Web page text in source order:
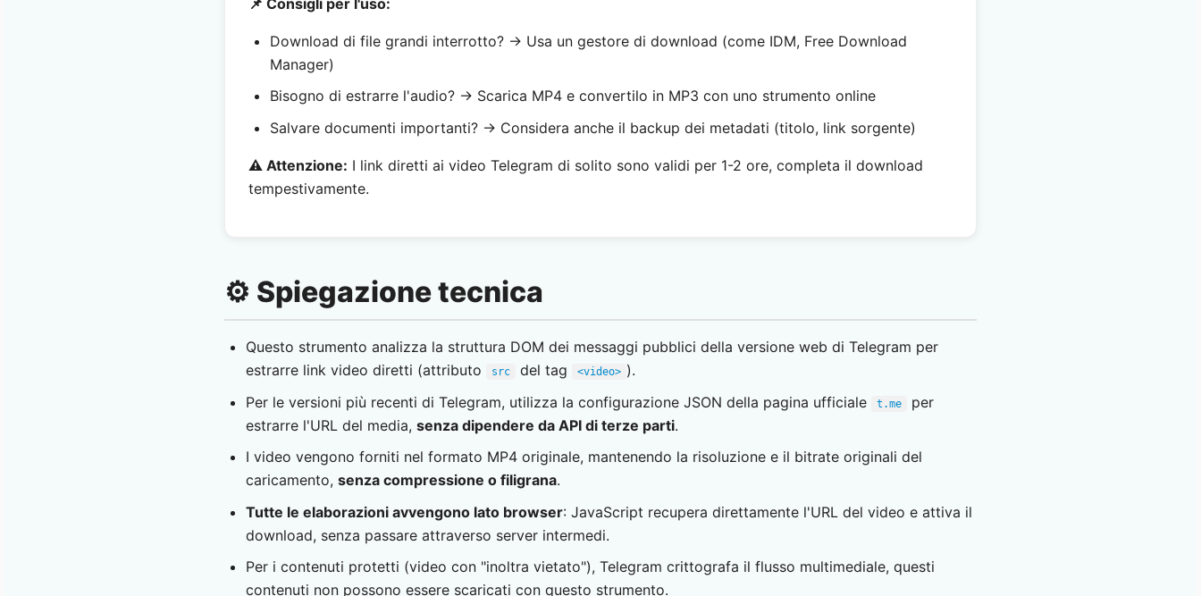
Download di file grandi interrotto? → Usa un gestore di download (come IDM, Free Download
Manager)
Bisogno di estrarre l'audio? → Scarica MP4 e convertilo in MP3 con uno strumento online
Salvare documenti importanti? → Considera anche il backup dei metadati (titolo, link sorgente)
⚠️ Attenzione: I link diretti ai video Telegram di solito sono validi per 1-2 ore, completa il download
tempestivamente.
⚙️ Spiegazione tecnica
Questo strumento analizza la struttura DOM dei messaggi pubblici della versione web di Telegram per
estrarre link video diretti (attributo
src del tag <video> ).
Per le versioni più recenti di Telegram, utilizza la configurazione JSON della pagina ufficiale
t.me
per
estrarre l'URL del media,senza dipendere da API di terze parti.
I video vengono forniti nel formato MP4 originale, mantenendo la risoluzione e il bitrate originali del
caricamento,senza compressione o filigrana.
Tutte le elaborazioni avvengono lato browser: JavaScript recupera direttamente l'URL del video e attiva il
download, senza passare attraverso server intermedi.
Per i contenuti protetti (video con "inoltra vietato"), Telegram crittografa il flusso multimediale, questi
contenuti non possono essere scaricati con questo strumento.